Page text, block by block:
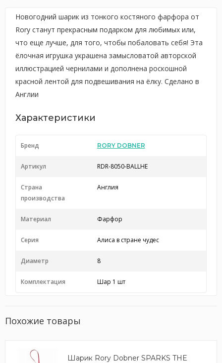
Новогодний шарик из тонкого костяного фарфора от
Rory станут прекрасным подарком для любимых или,
что еще лучше, для того, чтобы побаловать себя! Эта
ёлочная игрушка украшена замысловатой авторской
иллюстрацией чернилами и дополнена роскошной
красной лентой для подвешивания на ёлку. Сделано в
Англии
Характеристики
Бренд RORY DOBNER
Артикул RDR-8050-BALLHE
Страна
производства
Англия
Материал Фарфор
Серия Алиса в стране чудес
Диаметр 8
Комплектация Шар 1 шт
Похожие товары
Шарик Rory Dobner SPARKS THE